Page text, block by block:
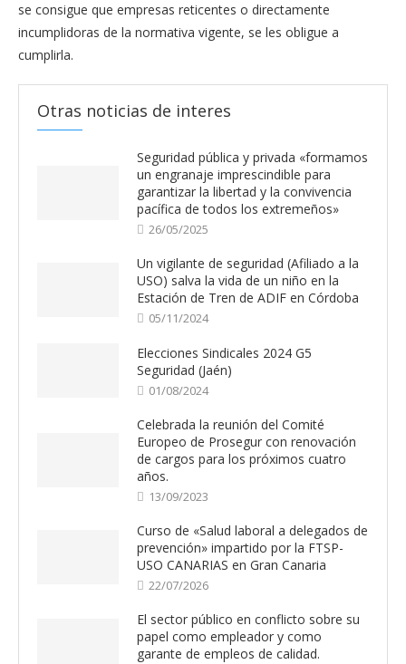
se consigue que empresas reticentes o directamente
incumplidoras de la normativa vigente, se les obligue a
cumplirla.
Otras noticias de interes
Seguridad pública y privada «formamos
un engranaje imprescindible para
garantizar la libertad y la convivencia
pacífica de todos los extremeños»
26/05/2025
Un vigilante de seguridad (Afiliado a la
USO) salva la vida de un niño en la
Estación de Tren de ADIF en Córdoba
05/11/2024
Elecciones Sindicales 2024 G5
Seguridad (Jaén)
01/08/2024
Celebrada la reunión del Comité
Europeo de Prosegur con renovación
de cargos para los próximos cuatro
años.
13/09/2023
Curso de «Salud laboral a delegados de
prevención» impartido por la FTSP-
USO CANARIAS en Gran Canaria
22/07/2026
El sector público en conflicto sobre su
papel como empleador y como
garante de empleos de calidad.